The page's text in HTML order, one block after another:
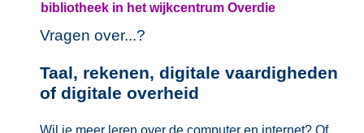
bibliotheek in het wijkcentrum Overdie
Vragen over...?
Taal, rekenen, digitale vaardigheden
of digitale overheid
Wil je meer leren over de computer en internet? Of